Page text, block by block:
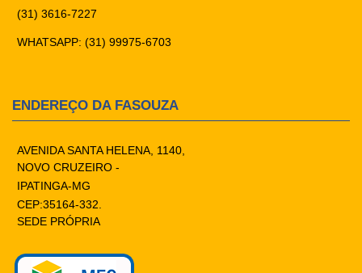
(31) 3616-7227
WHATSAPP: (31) 99975-6703
ENDEREÇO DA FASOUZA
AVENIDA SANTA HELENA, 1140,
NOVO CRUZEIRO -
IPATINGA-MG
CEP:35164-332.
SEDE PRÓPRIA